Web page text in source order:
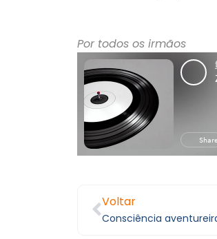
Por todos os irmãos
Voltar
Consciência